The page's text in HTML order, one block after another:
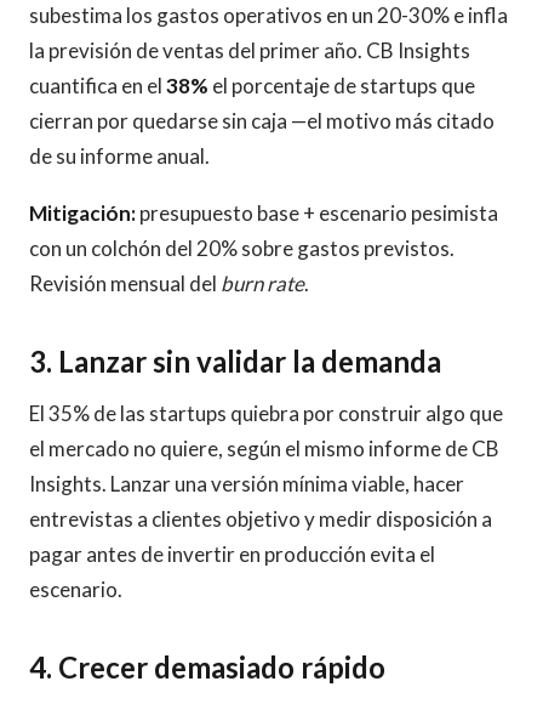
subestima los gastos operativos en un 20-30% e infla
la previsión de ventas del primer año. CB Insights
cuantifica en el38% el porcentaje de startups que
cierran por quedarse sin caja —el motivo más citado
de su informe anual.
Mitigación:presupuesto base + escenario pesimista
con un colchón del 20% sobre gastos previstos.
Revisión mensual del burn rate.
3. Lanzar sin validar la demanda
El 35% de las startups quiebra por construir algo que
el mercado no quiere, según el mismo informe de CB
Insights. Lanzar una versión mínima viable, hacer
entrevistas a clientes objetivo y medir disposición a
pagar antes de invertir en producción evita el
escenario.
4. Crecer demasiado rápido